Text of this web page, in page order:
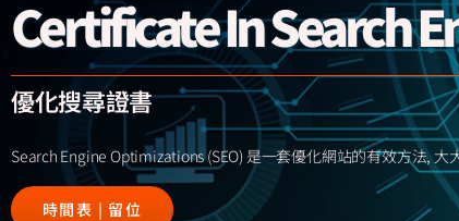
Certificate In Search
優化搜尋證書
Search Engine Optimizations (SEO) 是一套優化網站的有效方法,
時間表 | 留位